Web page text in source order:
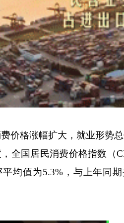
格涨幅扩大，就业形势总
国居民消费价格指数（
均值为5.3%，与上年同